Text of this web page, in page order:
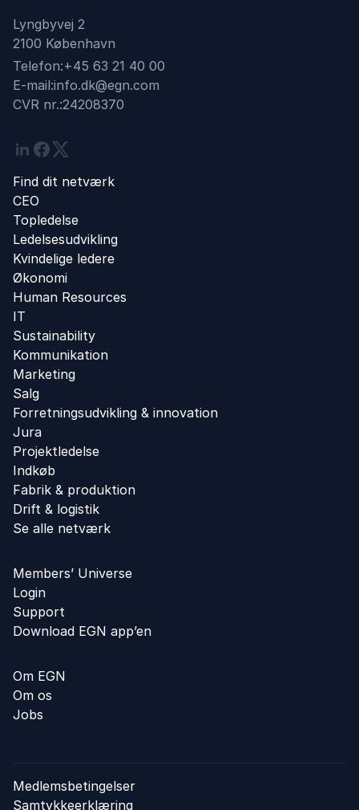
Lyngbyvej 2
2100 København
Telefon:+45 63 21 40 00
E-mail:info.dk@egn.com
CVR nr.:24208370
Linkedin
Facebook
Twitter
Find dit netværk
CEO
Topledelse
Ledelsesudvikling
Kvindelige ledere
Økonomi
Human Resources
IT
Sustainability
Kommunikation
Marketing
Salg
Forretningsudvikling ​& innovation​
Jura
Projektledelse
Indkøb
Fabrik & produktion
Drift & logistik
Se alle netværk
Members’ Universe
Login
Support
Download EGN app’en
Om EGN
Om os
Jobs
Medlemsbetingelser
Samtykkeerklæring